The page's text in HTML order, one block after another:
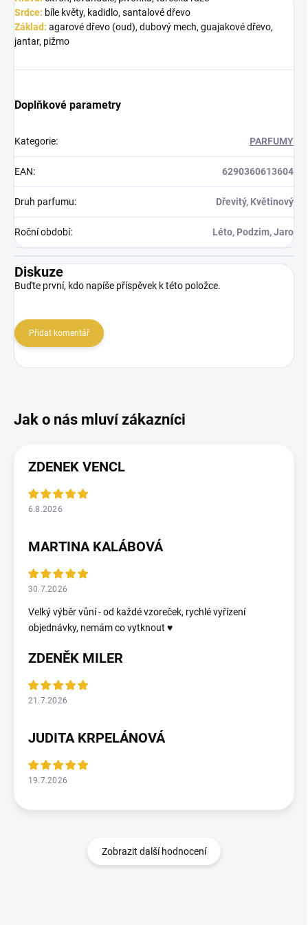
Srdce: bíle květy, kadidlo, santalové dřevo
Základ: agarové dřevo (oud), dubový mech, guajakové dřevo,
jantar, pižmo
Doplňkové parametry
Kategorie: PARFUMY
EAN: 6290360613604
Druh parfumu: Dřevitý, Květinový
Roční období: Léto, Podzim, Jaro
Diskuze
Buďte první, kdo napíše příspěvek k této položce.
Přidat komentář
ZDENEK VENCL
6.8.2026
MARTINA KALÁBOVÁ
30.7.2026
Velký výběr vůní - od každé vzoreček, rychlé vyřízení
objednávky, nemám co vytknout ♥️
ZDENĚK MILER
21.7.2026
JUDITA KRPELÁNOVÁ
19.7.2026
Zobrazit další hodnocení